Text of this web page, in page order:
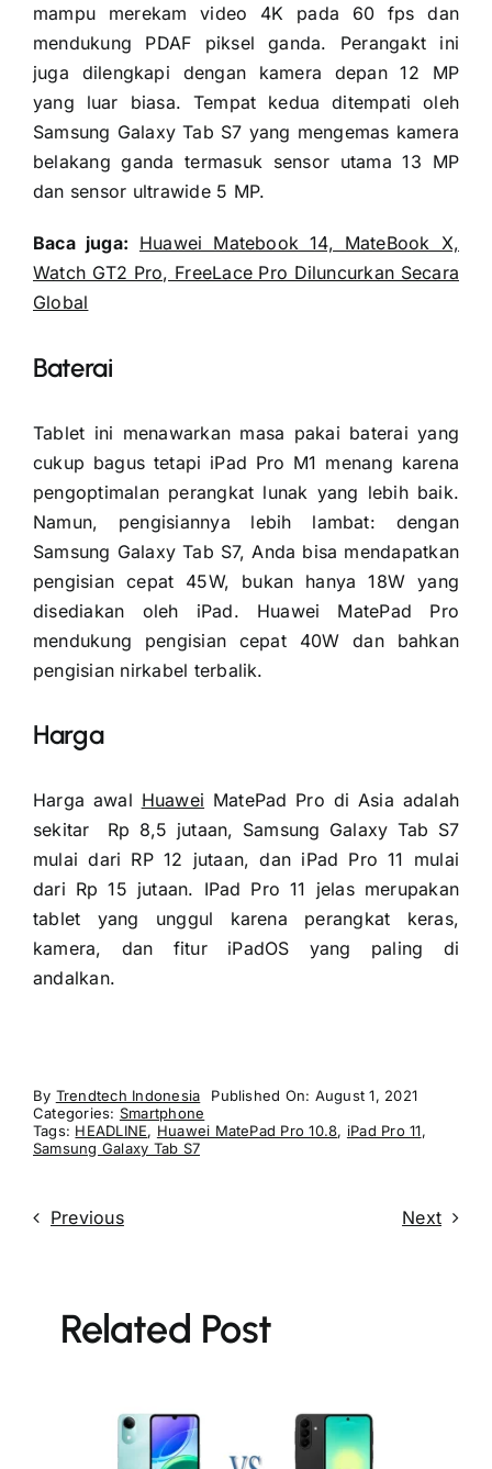
mampu merekam video 4K pada 60 fps dan
mendukung PDAF piksel ganda. Perangakt ini
juga dilengkapi dengan kamera depan 12 MP
yang luar biasa. Tempat kedua ditempati oleh
Samsung Galaxy Tab S7 yang mengemas kamera
belakang ganda termasuk sensor utama 13 MP
dan sensor ultrawide 5 MP.
Baca juga: Huawei Matebook 14, MateBook X,
Watch GT2 Pro, FreeLace Pro Diluncurkan Secara
Global
Baterai
Tablet ini menawarkan masa pakai baterai yang
cukup bagus tetapi iPad Pro M1 menang karena
pengoptimalan perangkat lunak yang lebih baik.
Namun, pengisiannya lebih lambat: dengan
Samsung Galaxy Tab S7, Anda bisa mendapatkan
pengisian cepat 45W, bukan hanya 18W yang
disediakan oleh iPad. Huawei MatePad Pro
mendukung pengisian cepat 40W dan bahkan
pengisian nirkabel terbalik.
Harga
Harga awal Huawei MatePad Pro di Asia adalah
sekitar Rp 8,5 jutaan, Samsung Galaxy Tab S7
mulai dari RP 12 jutaan, dan iPad Pro 11 mulai
dari Rp 15 jutaan. IPad Pro 11 jelas merupakan
tablet yang unggul karena perangkat keras,
kamera, dan fitur iPadOS yang paling di
andalkan.
By Trendtech Indonesia
Published On: August 1, 2021
Categories: Smartphone
Tags: HEADLINE, Huawei MatePad Pro 10.8, iPad Pro 11,
Samsung Galaxy Tab S7
Previous Next
Related Post